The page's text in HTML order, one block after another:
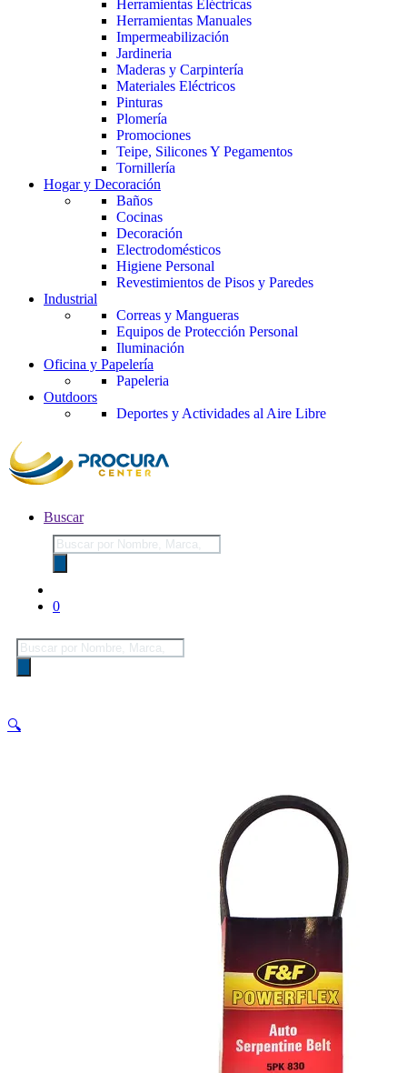
Herramientas Eléctricas
Herramientas Manuales
Impermeabilización
Jardineria
Maderas y Carpintería
Materiales Eléctricos
Pinturas
Plomería
Promociones
Teipe, Silicones Y Pegamentos
Tornillería
Hogar y Decoración
Baños
Cocinas
Decoración
Electrodomésticos
Higiene Personal
Revestimientos de Pisos y Paredes
Industrial
Correas y Mangueras
Equipos de Protección Personal
Iluminación
Oficina y Papelería
Papeleria
Outdoors
Deportes y Actividades al Aire Libre
Buscar
Búsqueda
de
productos
0
Búsqueda
de
productos
🔍